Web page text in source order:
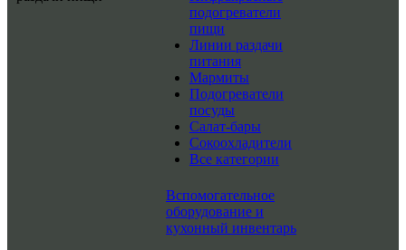
подогреватели
пищи
Линии раздачи
питания
Мармиты
Подогреватели
посуды
Салат-бары
Сокоохладители
Все категории
Вспомогательное
оборудование и
кухонный инвентарь